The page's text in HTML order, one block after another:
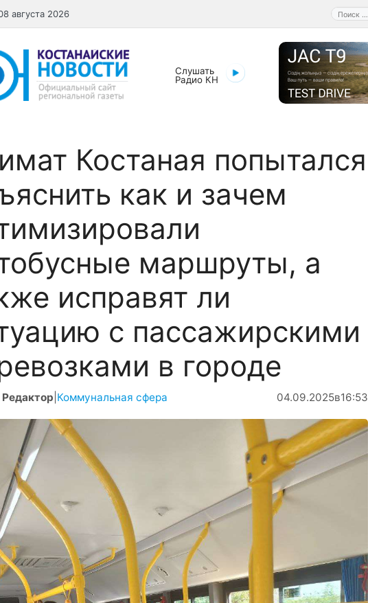
Поиск:
августа 2026
Слушать
Радио КН
Костаная попытался
как и зачем
маршруты, а
исправят ли
с пассажирскими
в городе
Коммунальная сфера 04.09.2025в16:53